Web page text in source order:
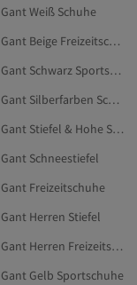
Gant Weiß Schuhe
Gant Beige Freizeitschuhe
Gant Schwarz Sportschuhe
Gant Silberfarben Schuhe
Gant Stiefel & Hohe Stiefel
Gant Schneestiefel
Gant Freizeitschuhe
Gant Herren Stiefel
Gant Herren Freizeitschuhe
Gant Gelb Sportschuhe